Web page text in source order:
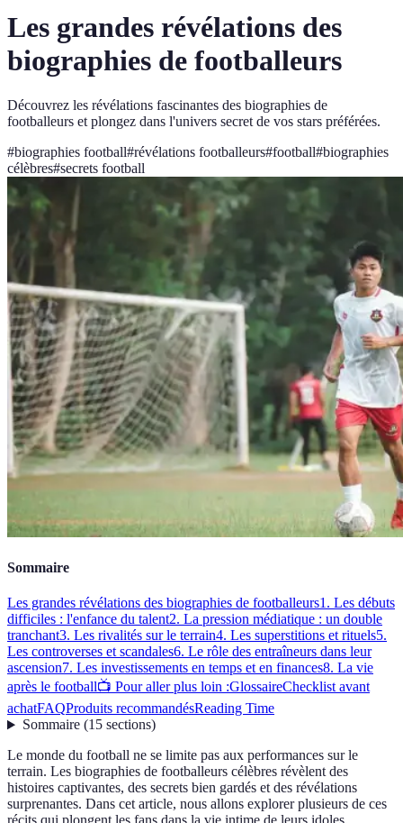
Les grandes révélations des
biographies de footballeurs
Découvrez les révélations fascinantes des biographies de
footballeurs et plongez dans l'univers secret de vos stars préférées.
#biographies football#révélations footballeurs#football#biographies
célèbres#secrets football
Sommaire
Les grandes révélations des biographies de footballeurs1. Les débuts
difficiles : l'enfance du talent2. La pression médiatique : un double
tranchant3. Les rivalités sur le terrain4. Les superstitions et rituels5.
Les controverses et scandales6. Le rôle des entraîneurs dans leur
ascension7. Les investissements en temps et en finances8. La vie
après le football📺 Pour aller plus loin :GlossaireChecklist avant
achatFAQProduits recommandésReading Time
Sommaire(15 sections)
Le monde du football ne se limite pas aux performances sur le
terrain. Les biographies de footballeurs célèbres révèlent des
histoires captivantes, des secrets bien gardés et des révélations
surprenantes. Dans cet article, nous allons explorer plusieurs de ces